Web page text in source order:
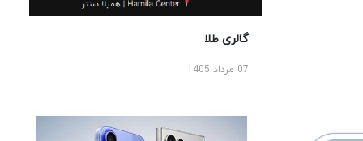
گالری طلا
07 مرداد 1405